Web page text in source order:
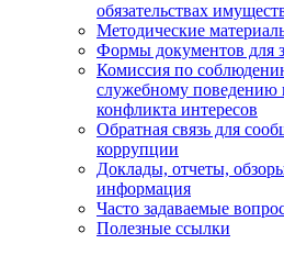
обязательствах
Методические
Формы документов для
Комиссия по
служебному поведению
конфликта интересов
Обратная связь для
коррупции
Доклады, отчеты,
информация
Часто задаваемые
Полезные ссылки